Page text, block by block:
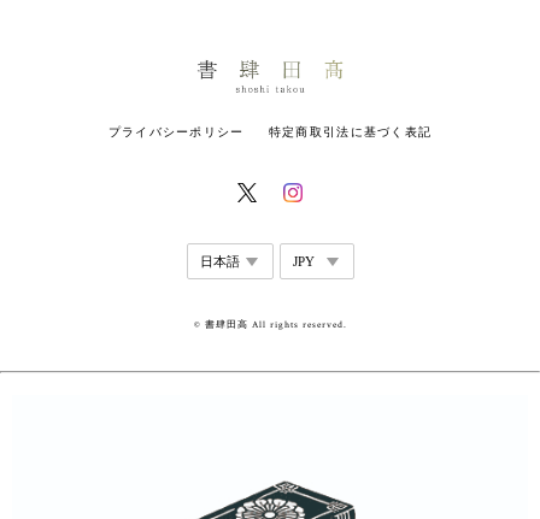
プライバシーポリシー 特定商取引法に基づく表記
© 書肆田高 All rights reserved.